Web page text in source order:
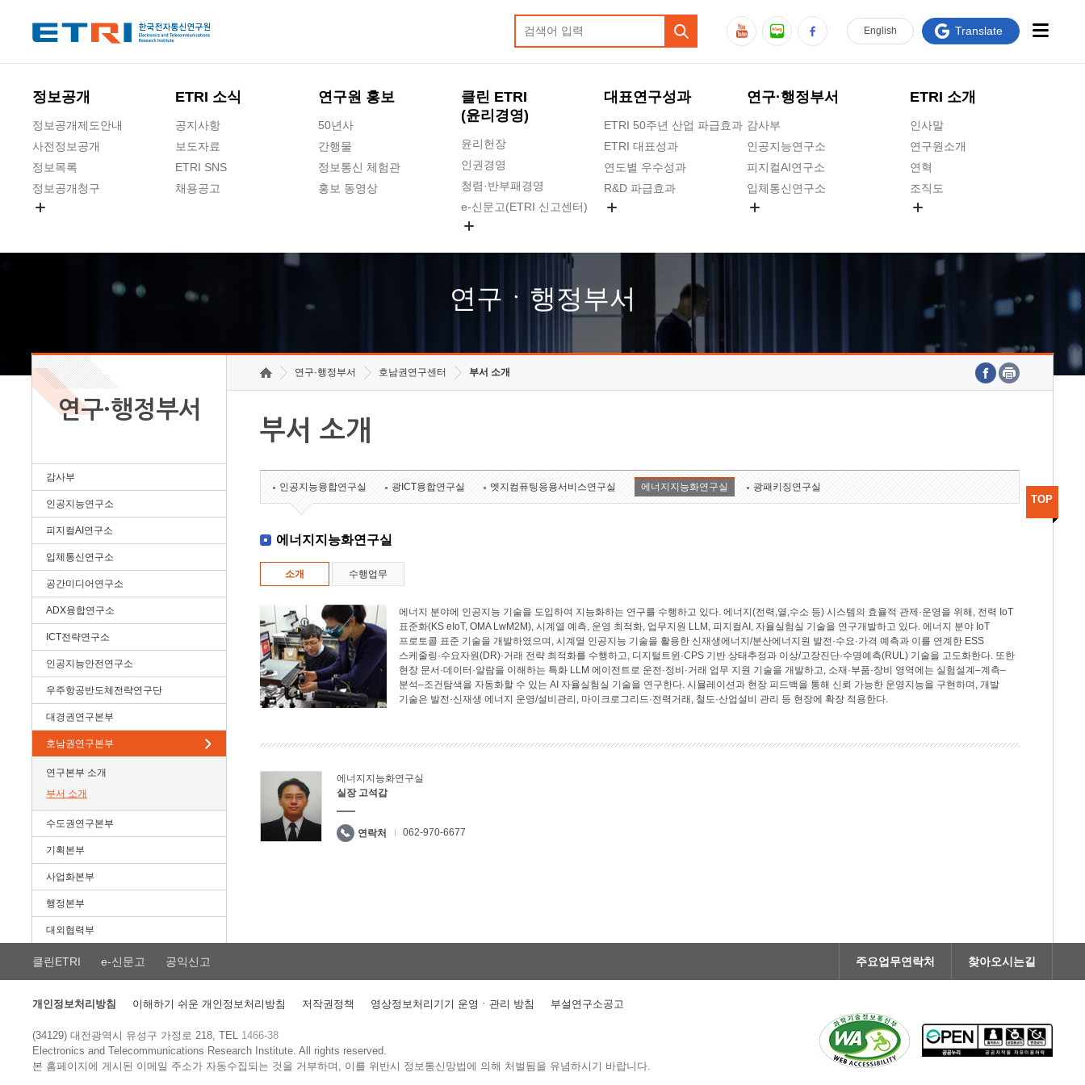
정보공개
정보공개제도안내
사전정보공개
정보목록
정보공개청구
ETRI 소식
공지사항
보도자료
ETRI SNS
채용공고
연구원 홍보
50년사
간행물
정보통신 체험관
홍보 동영상
클린 ETRI
(윤리경영)
윤리헌장
인권경영
청렴·반부패경영
e-신문고(ETRI 신고센터)
고객의소리
수의계약 현황
대표연구성과
ETRI 50주년 산업 파급효과
ETRI 대표성과
연도별 우수성과
R&D 파급효과
연구·행정부서
감사부
인공지능연구소
피지컬AI연구소
입체통신연구소
호남권연구본부
기획본부
ETRI 소개
인사말
연구원소개
연혁
조직도
연구원 고객헌장
주요업무연락처
English Translate
연구ㆍ행정부서
연구·행정부서
감사부
인공지능연구소
피지컬AI연구소
입체통신연구소
공간미디어연구소
ADX융합연구소
ICT전략연구소
인공지능안전연구소
우주항공반도체전략연구단
대경권연구본부
호남권연구본부
연구본부 소개
부서 소개
수도권연구본부
기획본부
사업화본부
행정본부
대외협력부
연구·행정부서 호남권연구센터 부서 소개
부서 소개
인공지능융합연구실 광ICT융합연구실 엣지컴퓨팅응용서비스연구실 에너지지능화연구실 광패키징연구실
에너지지능화연구실
소개 수행업무
에너지 분야에 인공지능 기술을 도입하여 지능화하는 연구를 수행하고 있다. 에너지(전력,열,수소 등) 시스템의 효율적 관제·운영을 위해, 전력 IoT
표준화(KS eIoT, OMA LwM2M), 시계열 예측, 운영 최적화, 업무지원 LLM, 피지컬AI, 자율실험실 기술을 연구개발하고 있다. 에너지 분야 IoT
프로토콜 표준 기술을 개발하였으며, 시계열 인공지능 기술을 활용한 신재생에너지/분산에너지원 발전·수요·가격 예측과 이를 연계한 ESS
스케줄링·수요자원(DR)·거래 전략 최적화를 수행하고, 디지털트윈·CPS 기반 상태추정과 이상/고장진단·수명예측(RUL) 기술을 고도화한다. 또한
현장 문서·데이터·알람을 이해하는 특화 LLM 에이전트로 운전·정비·거래 업무 지원 기술을 개발하고, 소재·부품·장비 영역에는 실험설계–계측–
분석–조건탐색을 자동화할 수 있는 AI 자율실험실 기술을 연구한다. 시뮬레이션과 현장 피드백을 통해 신뢰 가능한 운영지능을 구현하며, 개발
기술은 발전·신재생 에너지 운영/설비관리, 마이크로그리드·전력거래, 철도·산업설비 관리 등 현장에 확장 적용한다.
에너지지능화연구실
실장 고석갑
연락처 062-970-6677
TOP
클린ETRI e-신문고 공익신고 주요업무연락처 찾아오시는길
개인정보처리방침 이해하기 쉬운 개인정보처리방침 저작권정책 영상정보처리기기 운영ㆍ관리 방침 부설연구소공고
(34129) 대전광역시 유성구 가정로 218, TEL 1466-38
Electronics and Telecommunications Research Institute.All rights reserved.
본 홈페이지에 게시된 이메일 주소가 자동수집되는 것을 거부하며, 이를 위반시 정보통신망법에 의해 처벌됨을 유념하시기 바랍니다.